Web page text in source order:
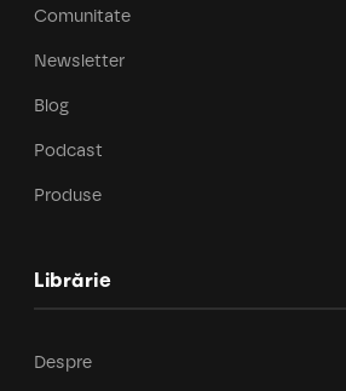
Comunitate
Newsletter
Blog
Podcast
Produse
Librărie
Despre